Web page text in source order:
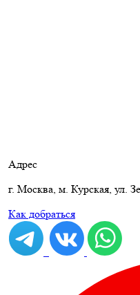
Адрес
г. Москва, м. Курская, ул.
Как добраться